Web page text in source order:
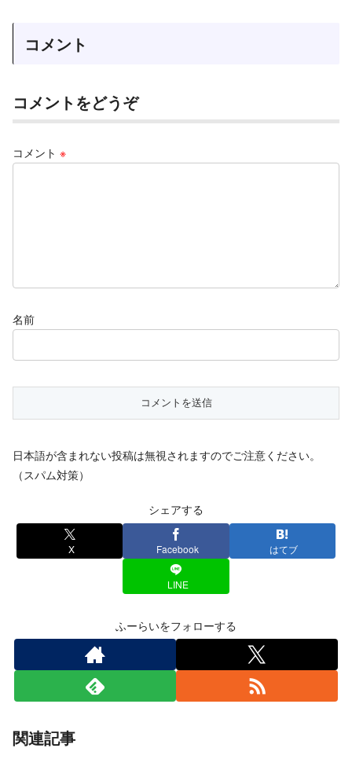
コメント
コメントをどうぞ
コメント ※
名前
日本語が含まれない投稿は無視されますのでご注意ください。
（スパム対策）
シェアする
X Facebook はてブ
LINE
ふーらいをフォローする
関連記事